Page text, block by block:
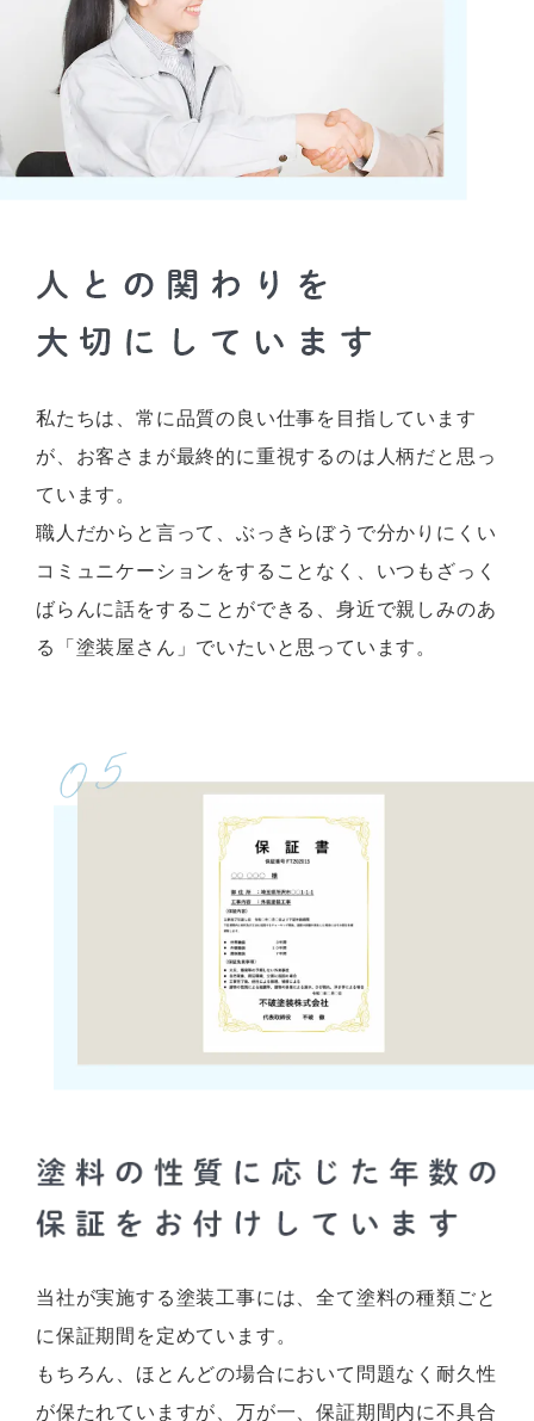
私たちは、常に品質の良い仕事を目指しています
が、お客さまが最終的に重視するのは人柄だと思っ
ています。
職人だからと言って、ぶっきらぼうで分かりにくい
コミュニケーションをすることなく、いつもざっく
ばらんに話をすることができる、身近で親しみのあ
る「塗装屋さん」でいたいと思っています。
当社が実施する塗装工事には、全て塗料の種類ごと
に保証期間を定めています。
もちろん、ほとんどの場合において問題なく耐久性
が保たれていますが、万が一、保証期間内に不具合